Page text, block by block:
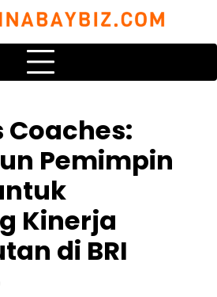
Coaches:
Pemimpin
Kinerja
di BRI